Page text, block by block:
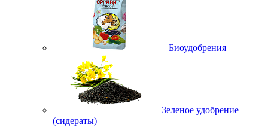
Биоудобрения
Зеленое удобрение
(сидераты)